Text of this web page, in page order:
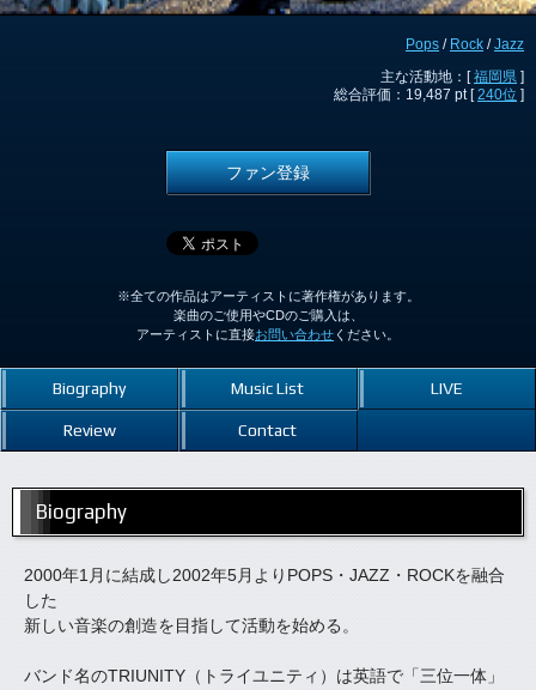
Pops / Rock /Jazz
主な活動地：[福岡県 ]
総合評価：19,487 pt [240位 ]
ファン登録
※全ての作品はアーティストに著作権があります。
楽曲のご使用やCDのご購入は、
アーティストに直接お問い合わせ ください。
Biography Music List LIVE
Review Contact
Biography
2000年1月に結成し2002年5月よりPOPS・JAZZ・ROCKを融合
した
新しい音楽の創造を目指して活動を始める。
バンド名のTRIUNITY（トライユニティ）は英語で「三位一体」